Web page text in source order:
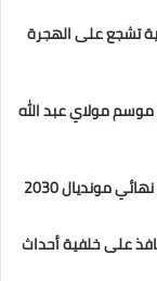
تشجع على الهجرة
مولاي عبد الله
مونديال 2030
على خلفية أحداث